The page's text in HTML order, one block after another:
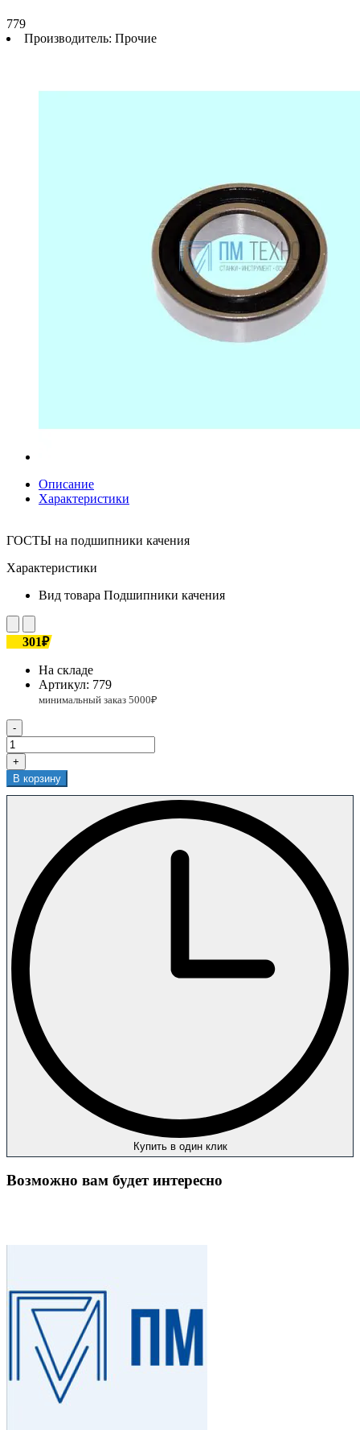
779
Производитель: Прочие
Описание
Характеристики
ГОСТЫ на подшипники качения
Характеристики
Вид товара Подшипники качения
301₽
На складе
Артикул: 779
-
+
В корзину
Купить в один клик
Возможно вам будет интересно